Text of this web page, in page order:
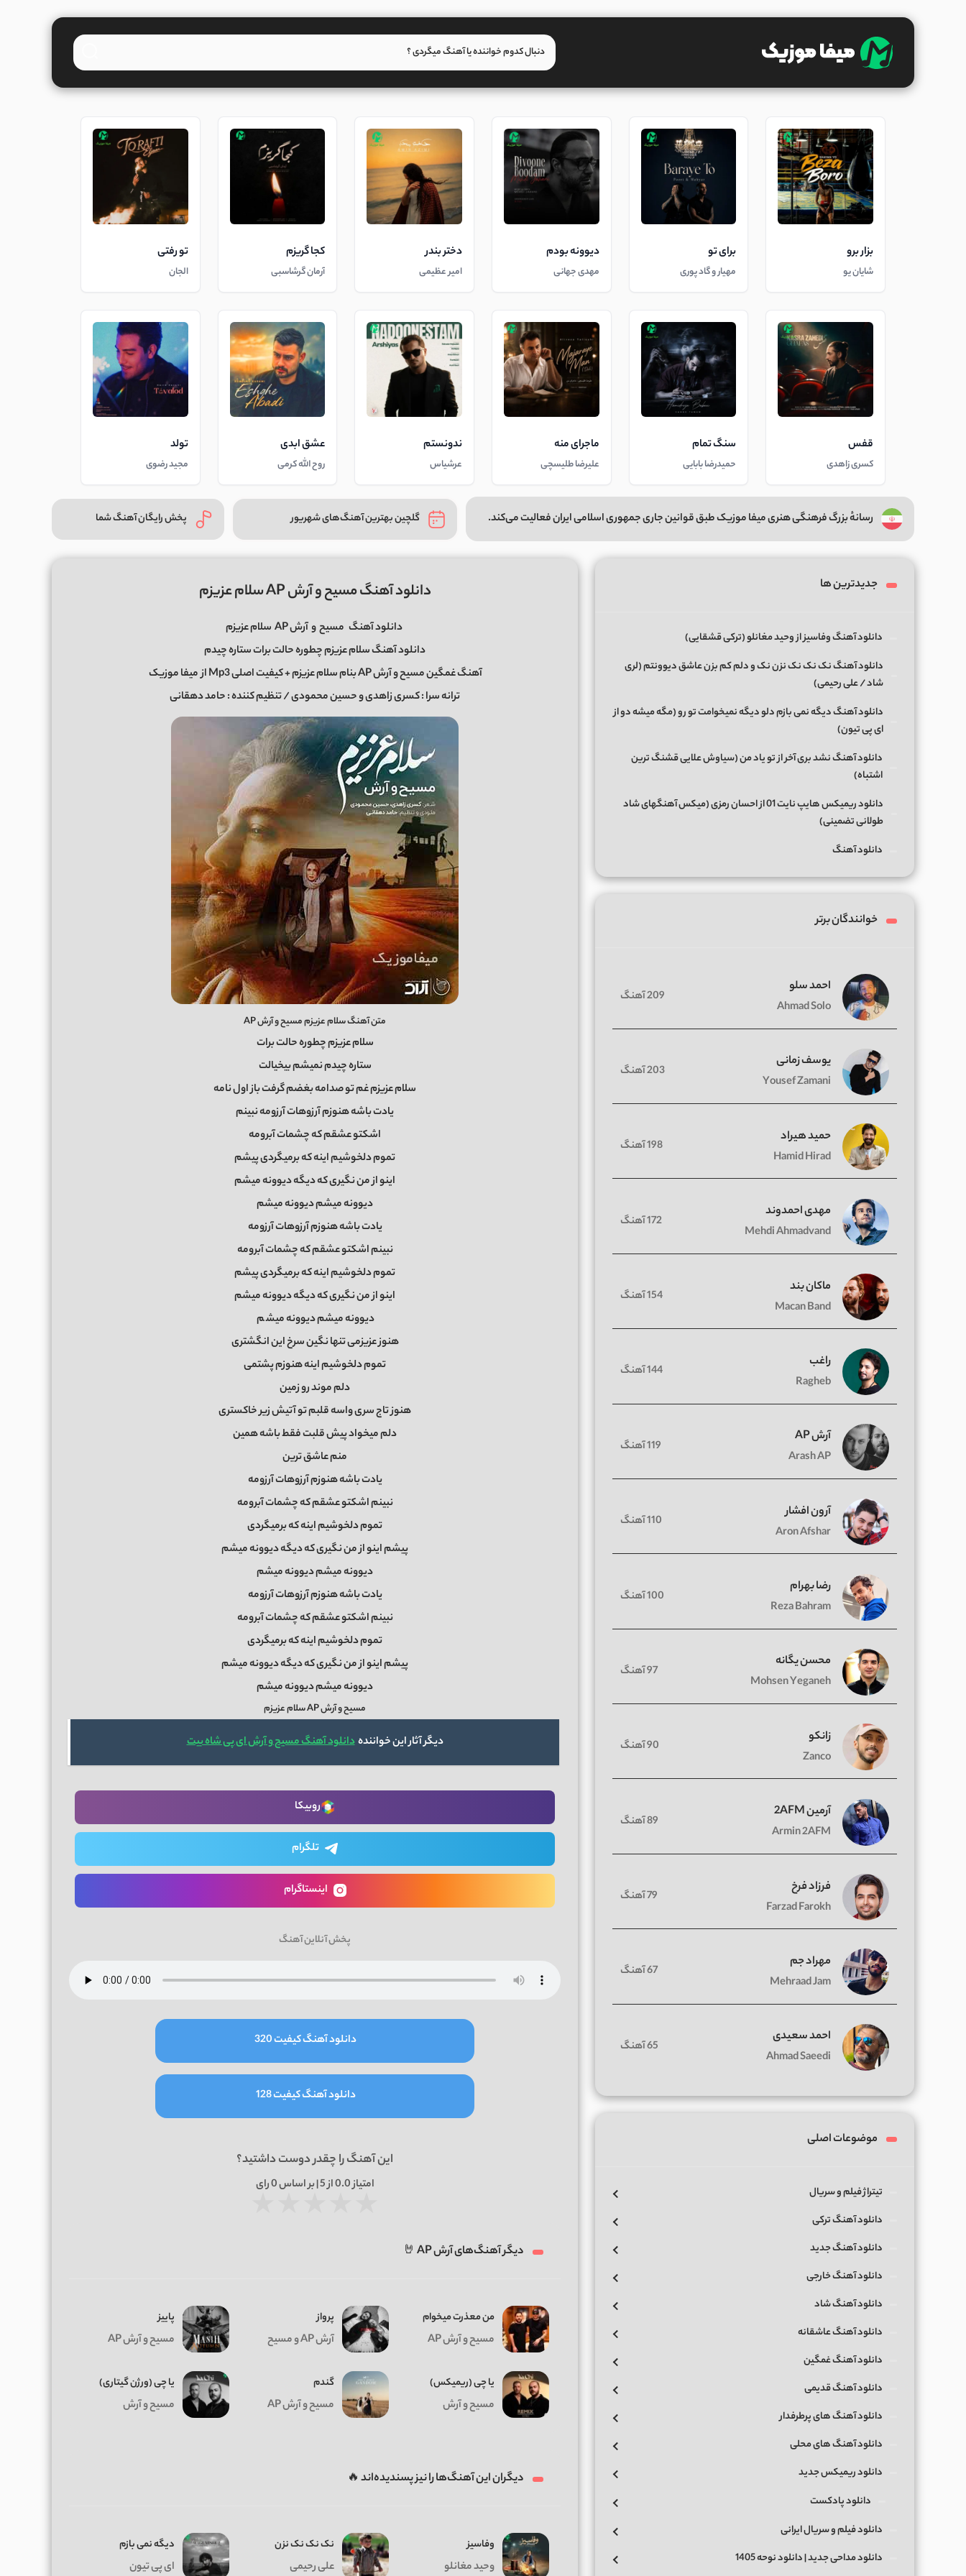
بزار برو
شایان یو
برای تو
مهیار و گاد پوری
دیوونه بودم
مهدی جهانی
دختر بندر
امیر عظیمی
کجا گریزم
آرمان گرشاسبی
تو رفتی
الجان
قفس
کسری زاهدی
سنگ تمام
حمیدرضا بابایی
ماجرای منه
علیرضا طلیسچی
ندونستم
عرشیاس
عشق ابدی
روح الله کرمی
تولد
مجید رضوی
رسانهٔ بزرگ فرهنگی هنری میفا موزیک طبق قوانین جاری جمهوری اسلامی ایران فعالیت می‌کند. گلچین بهترین آهنگ‌های شهریور پخش رایگان آهنگ شما
دانلود آهنگ مسیح و آرش AP سلام عزیزم
دانلود آهنگ مسیحوآرش AP
سلام عزیزم
دانلود آهنگ سلام عزیزم چطوره حالت برات ستاره چیدم
آهنگ غمگین مسیح و آرش AP بنام سلام عزیزم + کیفیت اصلی Mp3 از
میفا موزیک
ترانه سرا : کسری زاهدی و حسین محمودی / تنظیم کننده : حامد دهقانی
متن آهنگ سلام عزیزم مسیح و آرش AP
سلام عزیزم چطوره حالت برات
ستاره چیدم نمیشم بیخیالت
سلام عزیزم غم تو صدامه بغضم گرفت باز اول نامه
یادت باشه هنوزم آرزوهات آرزومه نبینم
اشکتو عشقم که چشمات آبرومه
تموم دلخوشیم اینه که برمیگردی پیشم
اینو از من نگیری که دیگه دیوونه میشم
دیوونه میشم دیوونه میشم
یادت باشه هنوزم آرزوهات آرزومه
نبینم اشکتو عشقم که چشمات آبرومه
تموم دلخوشیم اینه که برمیگردی پیشم
اینو از من نگیری که دیگه دیوونه میشم
دیوونه میشم دیوونه میشم
هنوز عزیزمی تنها نگین سرخ این انگشتری
تموم دلخوشیم اینه هنوزم پشتمی
دلم موند رو زمین
هنوز تاج سری واسه قلبم تو آتیش زیر خاکستری
دلم میخواد پیش قلبت فقط باشه همین
منم عاشق ترین
یادت باشه هنوزم آرزوهات آرزومه
نبینم اشکتو عشقم که چشمات آبرومه
تموم دلخوشیم اینه که برمیگردی
پیشم اینو از من نگیری که دیگه دیوونه میشم
دیوونه میشم دیوونه میشم
یادت باشه هنوزم آرزوهات آرزومه
نبینم اشکتو عشقم که چشمات آبرومه
تموم دلخوشیم اینه که برمیگردی
پیشم اینو از من نگیری که دیگه دیوونه میشم
دیوونه میشم دیوونه میشم
مسیح و آرش AP سلام عزیزم
دیگر آثار این خوانندهدانلود آهنگ مسیح و آرش ای پی شاه بیت
روبیکا
تلگرام
اینستاگرام
پخش آنلاین آهنگ
دانلود آهنگ کیفیت 320
دانلود آهنگ کیفیت 128
این آهنگ را چقدر دوست داشتید؟
امتیاز0.0از 5 | بر اساس 0رای
دیگر آهنگ‌های آرش AP 🤘
من معذرت میخوام
مسیح و آرش AP
پرواز
آرش AP و مسیح
پاییز
مسیح و آرش AP
یا چی (ریمیکس)
مسیح و آرش
گندم
مسیح و آرش AP
یا چی (ورژن گیتاری)
مسیح و آرش
دیگران این آهنگ‌ها را نیز پسندیده‌اند 🔥
وفاسیز
وحید مغانلو
نک نک نک نزن
علی رحیمی
دیگه نمی بازم
ای پی تیون
جدیدترین ها
دانلود آهنگ وفاسیز از وحید مغانلو (ترکی قشقایی)
دانلود آهنگ نک نک نک نزن نک و دلم کم بزن عاشق دیوونتم (لری
شاد / علی رحیمی)
دانلود آهنگ دیگه نمی بازم دلو دیگه نمیخوامت تو رو (مگه میشه دو از
ای پی تیون)
دانلود آهنگ نشد بری آخر از تو یاد من (سیاوش علایی قشنگ ترین
اشتباه)
دانلود ریمیکس هایپ نایت 01 از احسان رمزی (میکس آهنگهای شاد
طولانی تضمینی)
دانلود آهنگ
خوانندگان برتر
احمد سلو
Ahmad Solo
209 آهنگ
یوسف زمانی
Yousef Zamani
203 آهنگ
حمید هیراد
Hamid Hirad
198 آهنگ
مهدی احمدوند
Mehdi Ahmadvand
172 آهنگ
ماکان بند
Macan Band
154 آهنگ
راغب
Ragheb
144 آهنگ
آرش AP
Arash AP
119 آهنگ
آرون افشار
Aron Afshar
110 آهنگ
رضا بهرام
Reza Bahram
100 آهنگ
محسن یگانه
Mohsen Yeganeh
97 آهنگ
زانکو
Zanco
90 آهنگ
آرمین 2AFM
Armin 2AFM
89 آهنگ
فرزاد فرخ
Farzad Farokh
79 آهنگ
مهراد جم
Mehraad Jam
67 آهنگ
احمد سعیدی
Ahmad Saeedi
65 آهنگ
موضوعات اصلی
تیتراژ فیلم و سریال
دانلود آهنگ ترکی
دانلود آهنگ جدید
دانلود آهنگ خارجی
دانلود آهنگ شاد
دانلود آهنگ عاشقانه
دانلود آهنگ غمگین
دانلود آهنگ قدیمی
دانلود آهنگ های پرطرفدار
دانلود آهنگ های محلی
دانلود ریمیکس جدید
دانلود پادکست
دانلود فیلم و سریال ایرانی
دانلود مداحی جدید | دانلود نوحه 1405